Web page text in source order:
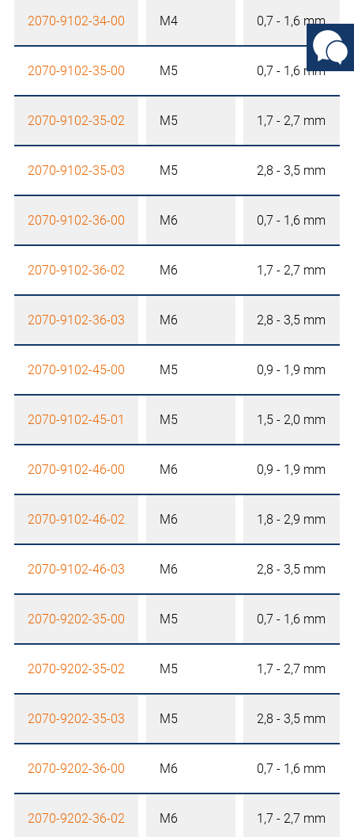
2070-9102-34-00 M4 0,7 - 1,6 mm
2070-9102-35-00 M5 0,7 - 1,6 mm
2070-9102-35-02 M5 1,7 - 2,7 mm
2070-9102-35-03 M5 2,8 - 3,5 mm
2070-9102-36-00 M6 0,7 - 1,6 mm
2070-9102-36-02 M6 1,7 - 2,7 mm
2070-9102-36-03 M6 2,8 - 3,5 mm
2070-9102-45-00 M5 0,9 - 1,9 mm
2070-9102-45-01 M5 1,5 - 2,0 mm
2070-9102-46-00 M6 0,9 - 1,9 mm
2070-9102-46-02 M6 1,8 - 2,9 mm
2070-9102-46-03 M6 2,8 - 3,5 mm
2070-9202-35-00 M5 0,7 - 1,6 mm
2070-9202-35-02 M5 1,7 - 2,7 mm
2070-9202-35-03 M5 2,8 - 3,5 mm
2070-9202-36-00 M6 0,7 - 1,6 mm
2070-9202-36-02 M6 1,7 - 2,7 mm